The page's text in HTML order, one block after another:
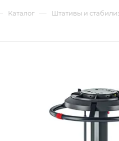
Каталог — Штативы и